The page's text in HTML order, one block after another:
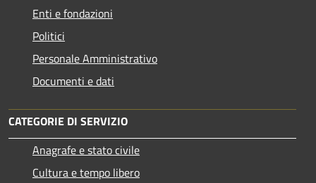
Enti e fondazioni
Politici
Personale Amministrativo
Documenti e dati
CATEGORIE DI SERVIZIO
Anagrafe e stato civile
Cultura e tempo libero